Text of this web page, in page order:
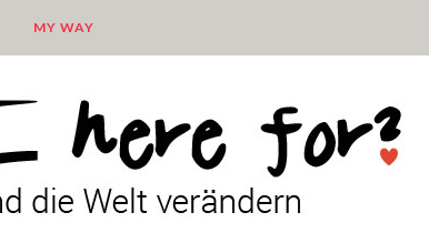
MY WAY